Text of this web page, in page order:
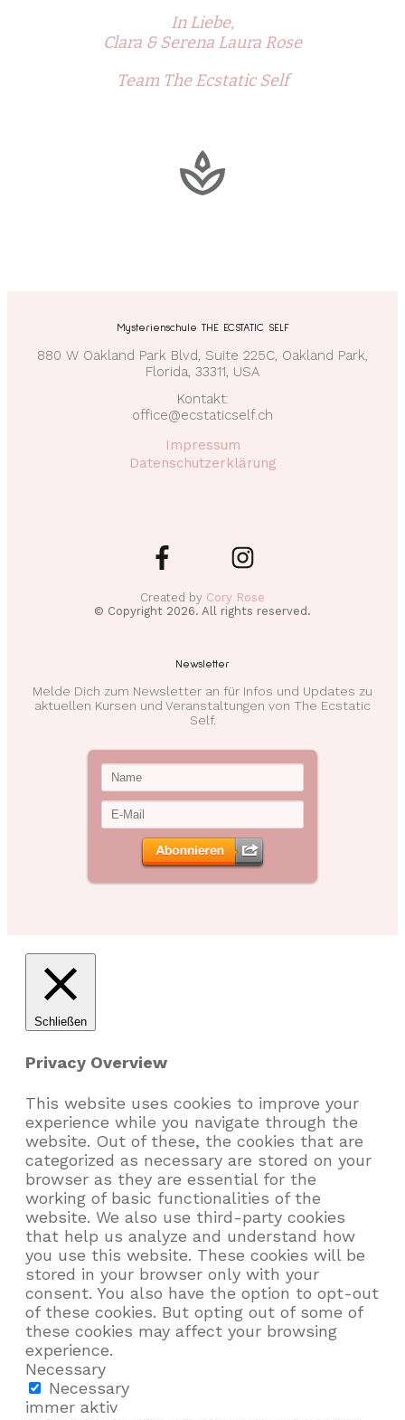
In Liebe,
Clara & Serena Laura Rose
Team The Ecstatic Self
Mysterienschule THE ECSTATIC SELF
880 W Oakland Park Blvd, Suite 225C, Oakland Park,
Florida, 33311, USA
Kontakt:
office@ecstaticself.ch
Impressum
Datenschutzerklärung
Created by Cory Rose
© Copyright 2026. All rights reserved.
Newsletter
Melde Dich zum Newsletter an für Infos und Updates zu
aktuellen Kursen und Veranstaltungen von The Ecstatic
Self.
Schließen
Privacy Overview
This website uses cookies to improve your
experience while you navigate through the
website. Out of these, the cookies that are
categorized as necessary are stored on your
browser as they are essential for the
working of basic functionalities of the
website. We also use third-party cookies
that help us analyze and understand how
you use this website. These cookies will be
stored in your browser only with your
consent. You also have the option to opt-out
of these cookies. But opting out of some of
these cookies may affect your browsing
experience.
Necessary
Necessary
immer aktiv